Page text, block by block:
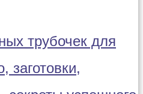
трубочек для
заготовки,